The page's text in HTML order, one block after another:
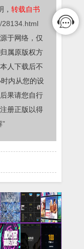
转载自书
28134.html
于网络，仅
属原版权方
人下载后不
内从您的设
果请您自行
册正版以得